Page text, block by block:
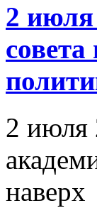
2 июля
2 июля
наверх